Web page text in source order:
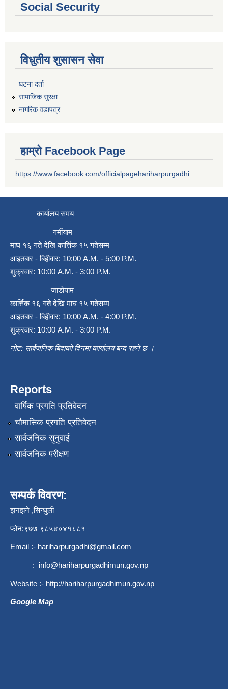
Social Security
विधुतीय शुसासन सेवा
घटना दर्ता
सामाजिक सुरक्षा
नागरिक वडापत्र
हाम्रो Facebook Page
https://www.facebook.com/officialpagehariharpurgadhi
कार्यालय समय
गर्मीयाम
माघ १६ गते देखि कार्त्तिक १५ गतेसम्म
आइतबार - बिहीवार: 10:00 A.M. - 5:00 P.M.
शुक्रवार: 10:00 A.M. - 3:00 P.M.
जाडोयाम
कार्त्तिक १६ गते देखि माघ १५ गतेसम्म
आइतबार - बिहीवार: 10:00 A.M. - 4:00 P.M.
शुक्रवार: 10:00 A.M. - 3:00 P.M.
नोट: सार्बजनिक बिदाको दिनमा कार्यालय बन्द रहने छ ।
Reports
वार्षिक प्रगति प्रतिवेदन
चौमासिक प्रगति प्रतिवेदन
सार्वजनिक सुनुवाई
सार्वजनिक परीक्षण
सम्पर्क विवरण:
झनझने ,सिन्धुली
फोन:९७७ ९८५४०४१८८१
Email :- hariharpurgadhi@gmail.com
: info@hariharpurgadhimun.gov.np
Website :- http://hariharpurgadhimun.gov.np
Google Map